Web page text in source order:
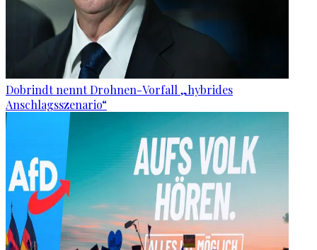
Dobrindt nennt Drohnen-Vorfall „hybrides
Anschlagsszenario“